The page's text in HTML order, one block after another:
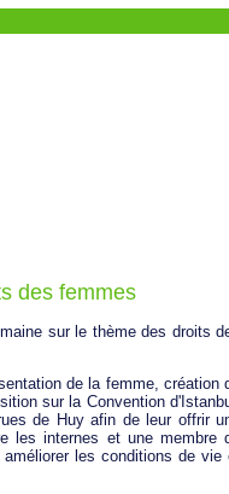
des femmes
sur le thème des droits
de la femme, création
sur la Convention
de Huy afin de leur offrir
les internes et une membre
les conditions de vie